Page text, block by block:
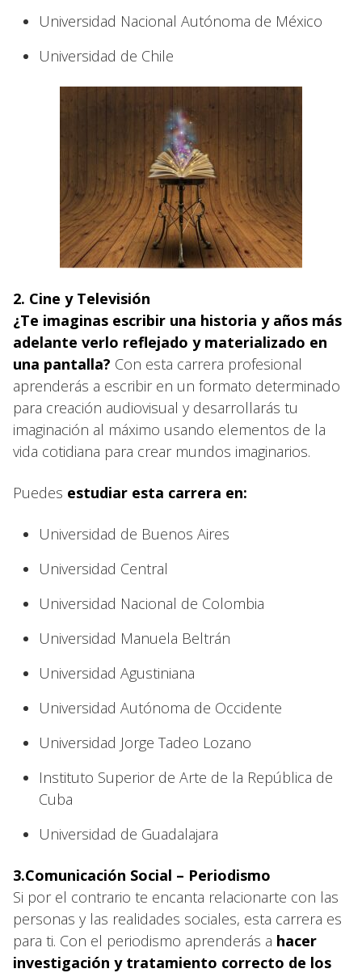
Universidad Nacional Autónoma de México
Universidad de Chile
2. Cine y Televisión
¿Te imaginas escribir una historia y años más
adelante verlo reflejado y materializado en
una pantalla? Con esta carrera profesional
aprenderás a escribir en un formato determinado
para creación audiovisual y desarrollarás tu
imaginación al máximo usando elementos de la
vida cotidiana para crear mundos imaginarios.
Puedes estudiar esta carrera en:
Universidad de Buenos Aires
Universidad Central
Universidad Nacional de Colombia
Universidad Manuela Beltrán
Universidad Agustiniana
Universidad Autónoma de Occidente
Universidad Jorge Tadeo Lozano
Instituto Superior de Arte de la República de
Cuba
Universidad de Guadalajara
3.Comunicación Social – Periodismo
Si por el contrario te encanta relacionarte con las
personas y las realidades sociales, esta carrera es
para ti. Con el periodismo aprenderás a hacer
investigación y tratamiento correcto de los